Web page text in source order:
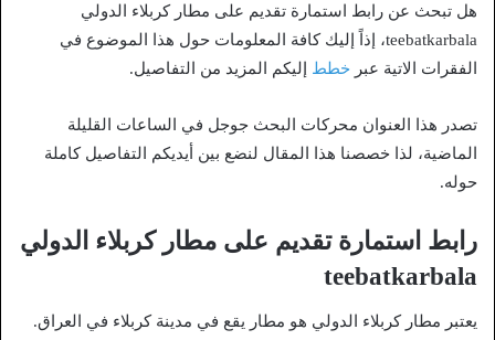
هل تبحث عن رابط استمارة تقديم على مطار كربلاء الدولي
teebatkarbala، إذاً إليك كافة المعلومات حول هذا الموضوع في
الفقرات الاتية عبر خطط إليكم المزيد من التفاصيل.
تصدر هذا العنوان محركات البحث جوجل في الساعات القليلة
الماضية، لذا خصصنا هذا المقال لنضع بين أيديكم التفاصيل كاملة
حوله.
رابط استمارة تقديم على مطار كربلاء الدولي
teebatkarbala
يعتبر مطار كربلاء الدولي هو مطار يقع في مدينة كربلاء في العراق.